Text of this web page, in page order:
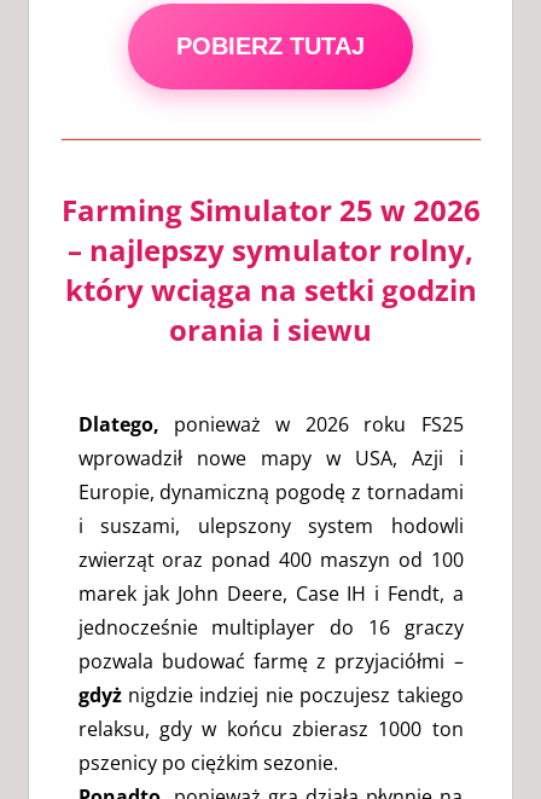
POBIERZ TUTAJ
Farming Simulator 25 w 2026
– najlepszy symulator rolny,
który wciąga na setki godzin
orania i siewu
Dlatego, ponieważ w 2026 roku FS25
wprowadził nowe mapy w USA, Azji i
Europie, dynamiczną pogodę z tornadami
i suszami, ulepszony system hodowli
zwierząt oraz ponad 400 maszyn od 100
marek jak John Deere, Case IH i Fendt, a
jednocześnie multiplayer do 16 graczy
pozwala budować farmę z przyjaciółmi –
gdyżnigdzie indziej nie poczujesz takiego
relaksu, gdy w końcu zbierasz 1000 ton
pszenicy po ciężkim sezonie.